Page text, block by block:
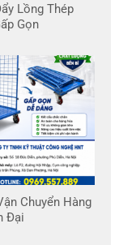
Lồng Thép
Gọn
Chuyển Hàng
Đại